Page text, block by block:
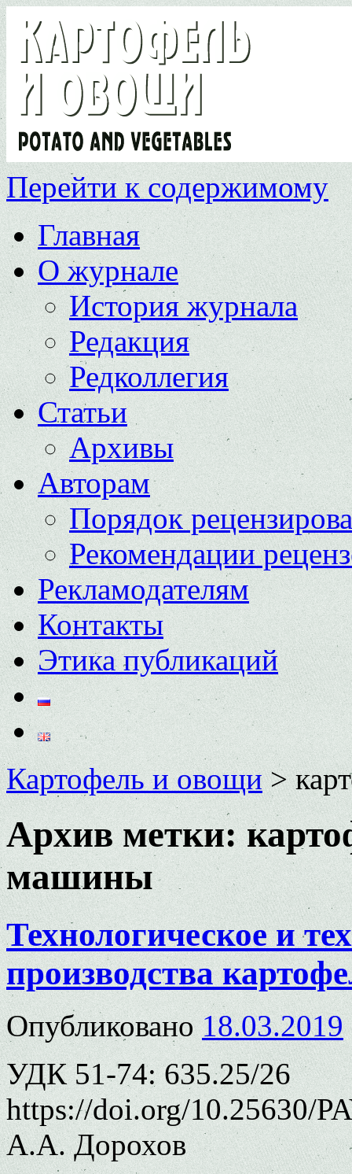
Перейти к содержимому
Главная
О журнале
История журнала
Редакция
Редколлегия
Статьи
Архивы
Авторам
Порядок
Рекомендации
Рекламодателям
Контакты
Этика публикаций
Картофель и овощи>
Архив метки:
машины
Технологическое и
производства
Опубликовано 18.03.2019
УДК 51-74: 635.25/26
https://doi.org/10.25630/
А.А. Дорохов